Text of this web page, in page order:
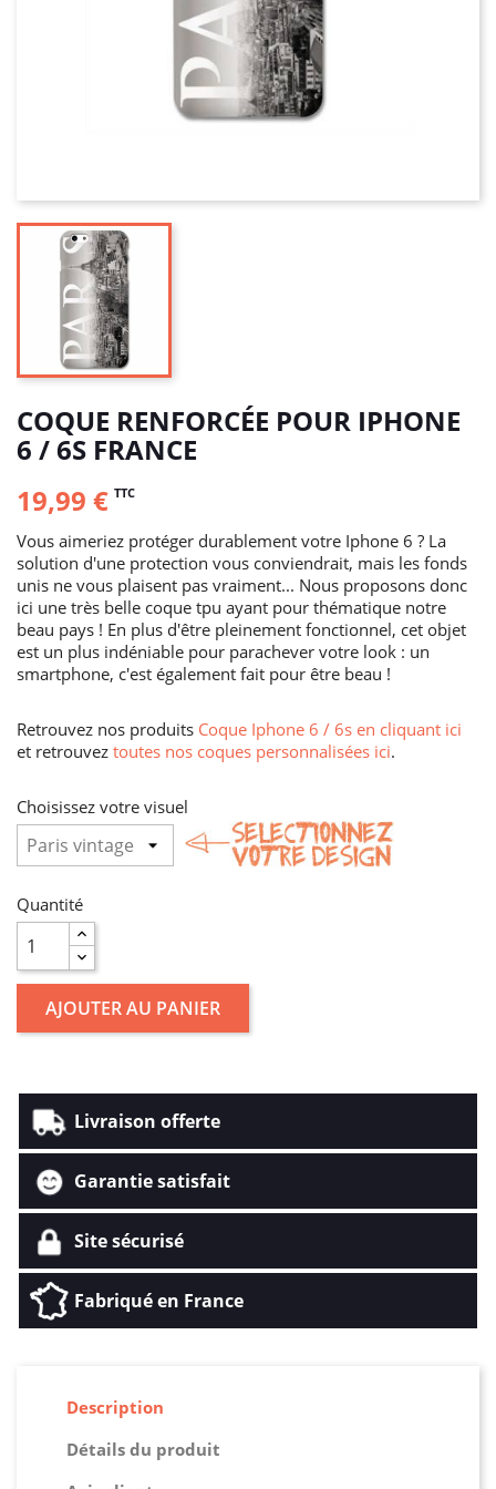
COQUE RENFORCÉE POUR IPHONE
6 / 6S FRANCE
19,99 € TTC
Vous aimeriez protéger durablement votre Iphone 6 ? La
solution d'une protection vous conviendrait, mais les fonds
unis ne vous plaisent pas vraiment... Nous proposons donc
ici une très belle coque tpu ayant pour thématique notre
beau pays ! En plus d'être pleinement fonctionnel, cet objet
est un plus indéniable pour parachever votre look : un
smartphone, c'est également fait pour être beau !
Retrouvez nos produits Coque Iphone 6 / 6s en cliquant ici
et retrouvez toutes nos coques personnalisées ici.
Choisissez votre visuel
Quantité
AJOUTER AU PANIER
Livraison offerte
Garantie satisfait
Site sécurisé
Fabriqué en France
Description
Détails du produit